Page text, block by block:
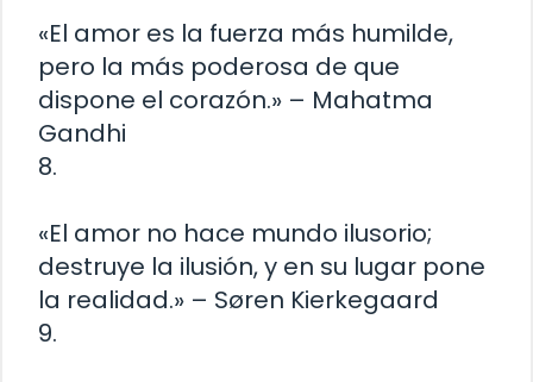
«El amor es la fuerza más humilde,
pero la más poderosa de que
dispone el corazón.» – Mahatma
Gandhi
8.
«El amor no hace mundo ilusorio;
destruye la ilusión, y en su lugar pone
la realidad.» – Søren Kierkegaard
9.